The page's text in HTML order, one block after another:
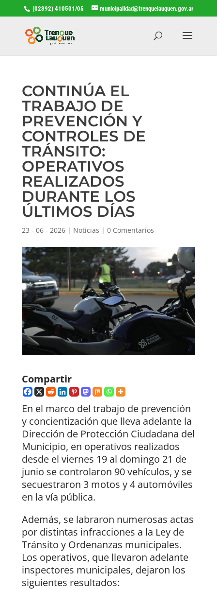
(02392) 410501/05 municipalidad@trenquelauquen.gov.ar
CONTINÚA EL
TRABAJO DE
PREVENCIÓN Y
CONTROLES DE
TRÁNSITO:
OPERATIVOS
REALIZADOS
DURANTE LOS
ÚLTIMOS DÍAS
23 - 06 - 2026| Noticias | 0 Comentarios
Compartir
En el marco del trabajo de prevención
y concientización que lleva adelante la
Dirección de Protección Ciudadana del
Municipio, en operativos realizados
desde el viernes 19 al domingo 21 de
junio se controlaron 90 vehículos, y se
secuestraron 3 motos y 4 automóviles
en la vía pública.
Además, se labraron numerosas actas
por distintas infracciones a la Ley de
Tránsito y Ordenanzas municipales.
Los operativos, que llevaron adelante
inspectores municipales, dejaron los
siguientes resultados: